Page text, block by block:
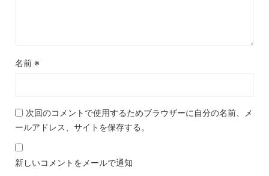
名前 ※
次回のコメントで使用するためブラウザーに自分の名前、メ
ールアドレス、サイトを保存する。
新しいコメントをメールで通知